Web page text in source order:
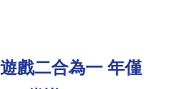
戲二合為一 年僅